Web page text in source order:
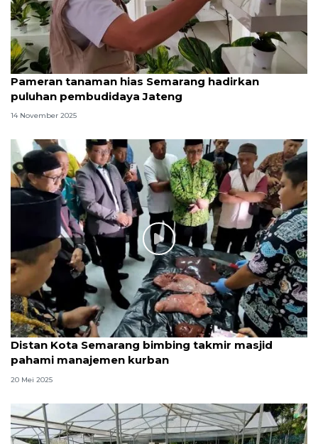
Pameran tanaman hias Semarang hadirkan
puluhan pembudidaya Jateng
14 November 2025
Distan Kota Semarang bimbing takmir masjid
pahami manajemen kurban
20 Mei 2025